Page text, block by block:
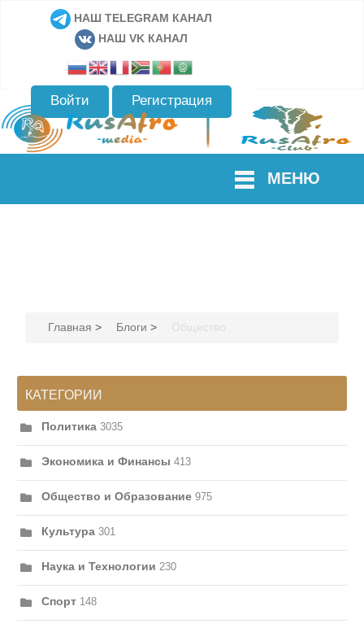
НАШ TELEGRAM КАНАЛ
НАШ VK КАНАЛ
Войти Регистрация
МЕНЮ
Главная > Блоги > Общество
КАТЕГОРИИ
Политика 3035
Экономика и Финансы 413
Общество и Образование 975
Культура 301
Наука и Технологии 230
Спорт 148